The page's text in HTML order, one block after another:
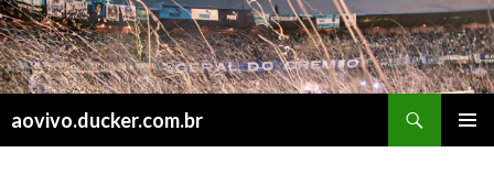
aovivo.ducker.com.br